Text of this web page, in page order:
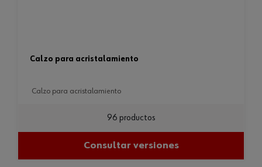
calzo para acristalamiento
calzo para acristalamiento
96 productos
Consultar versiones